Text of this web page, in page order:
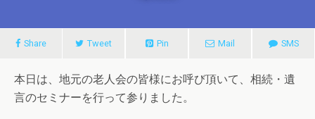
Share Tweet Pin Mail SMS
本日は、地元の老人会の皆様にお呼び頂いて、相続・遺
言のセミナーを行って参りました。